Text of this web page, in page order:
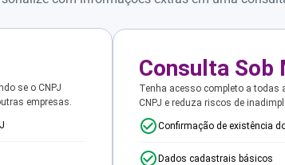
se o CNPJ
empresas.
Consulta Sob
Tenha acesso completo a todas
CNPJ e reduza riscos de
Confirmação de existência
Dados cadastrais básicos